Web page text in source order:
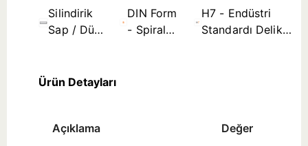
Karbür)
Silindirik
Sap / Düz
DIN Form B
- Spiral
H7 - Endüstri
Standardı Delik
Ürün Detayları
Açıklama Değer